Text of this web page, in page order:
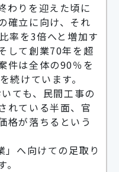
わりを迎えた頃に
確立に向け、それ
率を3倍へと増加す
して創業70年を超
件は全体の90％を
続けています。
ても、民間工事の
れている半面、官
格が落ちるという
へ向けての足取り